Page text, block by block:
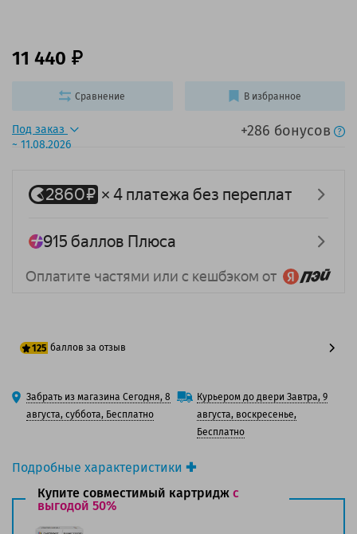
Подробные характеристики
Производитель принтера:Canon
Производитель:Canon
Вид товара:
Под заказ
~ 11.08.2026
+286 бонусов
11 440
125 баллов за отзыв
100 баллов
125 баллов
Забрать из магазина Сегодня, 8
августа, суббота, Бесплатно
Курьером до двери Завтра, 9
августа, воскресенье,
Бесплатно
Сравнение В избранное
Купите совместимый картридж с
выгодой 50%